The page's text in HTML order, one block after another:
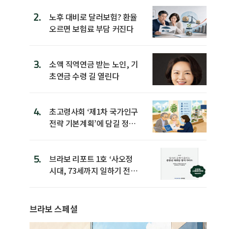
2.
노후 대비로 달러보험? 환율
오르면 보험료 부담 커진다
3.
소액 직역연금 받는 노인, 기
초연금 수령 길 열린다
4.
초고령사회 ‘제1차 국가인구
전략 기본계획’에 담길 정책
5.
브라보 리포트 1호 ‘사오정
시대, 73세까지 일하기 전략’
브라보 스페셜